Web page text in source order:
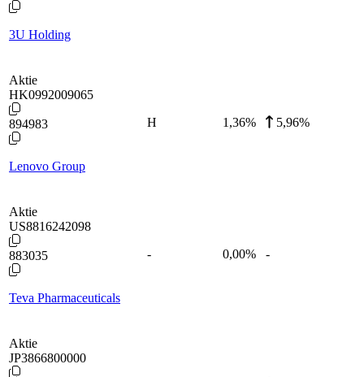
3U Holding
Aktie
HK0992009065
894983
Lenovo Group
H 1,36% 5,96%
Aktie
US8816242098
883035
Teva Pharmaceuticals
- 0,00% -
Aktie
JP3866800000